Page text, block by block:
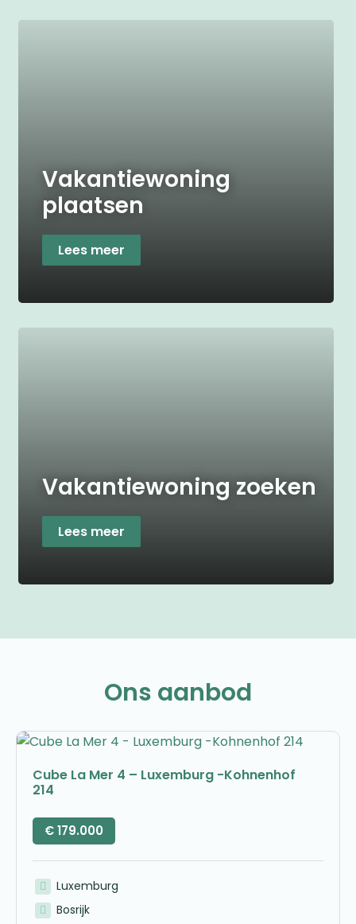
Vakantiewoning
plaatsen
Lees meer
Vakantiewoning zoeken
Lees meer
Ons aanbod
Cube La Mer 4 – Luxemburg -Kohnenhof
214
€179.000
Luxemburg
Bosrijk